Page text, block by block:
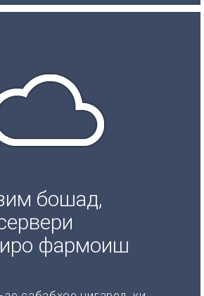
бошад,
фармоиш